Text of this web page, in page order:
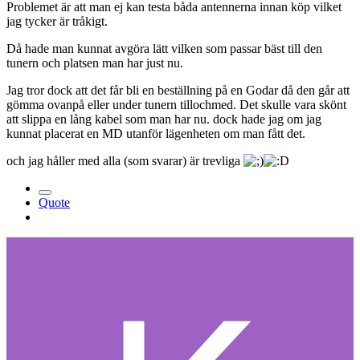
Problemet är att man ej kan testa båda antennerna innan köp vilket
jag tycker är tråkigt.
Då hade man kunnat avgöra lätt vilken som passar bäst till den
tunern och platsen man har just nu.
Jag tror dock att det får bli en beställning på en Godar då den går att
gömma ovanpå eller under tunern tillochmed. Det skulle vara skönt
att slippa en lång kabel som man har nu. dock hade jag om jag
kunnat placerat en MD utanför lägenheten om man fått det.
och jag håller med alla (som svarar) är trevliga
Quote